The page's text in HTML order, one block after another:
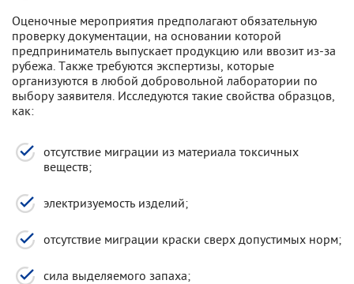
Оценочные мероприятия предполагают обязательную
проверку документации, на основании которой
предприниматель выпускает продукцию или ввозит из-за
рубежа. Также требуются экспертизы, которые
организуются в любой добровольной лаборатории по
выбору заявителя. Исследуются такие свойства образцов,
как:
отсутствие миграции из материала токсичных
веществ;
электризуемость изделий;
отсутствие миграции краски сверх допустимых норм;
сила выделяемого запаха;